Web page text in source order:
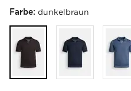
Farbe: dunkelbraun